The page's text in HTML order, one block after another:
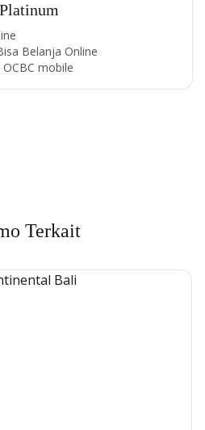
Belanja Online
mobile
Global
Terkait